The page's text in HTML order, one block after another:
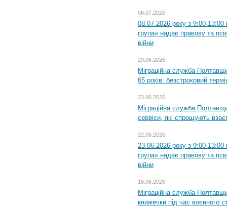
06.07.2026
08.07.2026 року з 9:00-13:00
група» надає правову та
війни
29.06.2026
Міграційна служба
65 років: безстроковий
23.06.2026
Міграційна служба
сервіси, які спрощують
22.06.2026
23.06.2026 року з 9:00-13:00
група» надає правову та
війни
16.06.2026
Міграційна служба
книжечки під час воєнного